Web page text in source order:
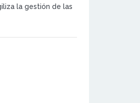
la gestión de las
ofrecer un sistema
como cumplir las